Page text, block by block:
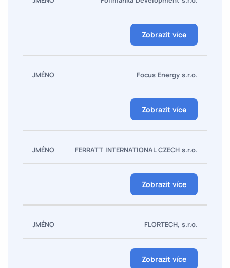
Zobrazit více
Focus Energy s.r.o.
Zobrazit více
FERRATT INTERNATIONAL CZECH s.r.o.
Zobrazit více
FLORTECH, s.r.o.
Zobrazit více